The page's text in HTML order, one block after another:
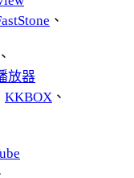
、
、
放器
KKBOX 、